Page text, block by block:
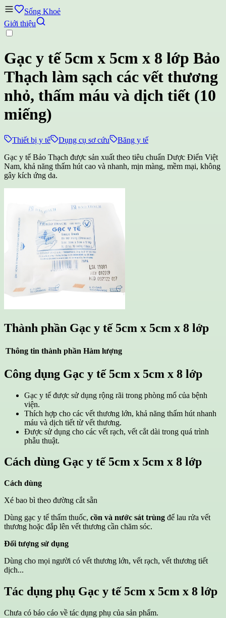
Sống Khoẻ
Giới thiệu
Gạc y tế 5cm x 5cm x 8 lớp Bảo
Thạch làm sạch các vết thương
nhỏ, thấm máu và dịch tiết (10
miếng)
Thiết bị y tế Dụng cụ sơ cứu
Băng y tế
Gạc y tế Bảo Thạch được sản xuất theo tiêu chuẩn Dược Điển Việt
Nam, khả năng thấm hút cao và nhanh, mịn màng, mềm mại, không
gây kích ứng da.
Thành phần Gạc y tế 5cm x 5cm x 8 lớp
Thông tin thành phần Hàm lượng
Công dụng Gạc y tế 5cm x 5cm x 8 lớp
Gạc y tế được sử dụng rộng rãi trong phòng mổ của bệnh
viện.
Thích hợp cho các vết thương lớn, khả năng thấm hút nhanh
máu và dịch tiết từ vết thương.
Được sử dụng cho các vết rạch, vết cắt dài trong quá trình
phẫu thuật.
Cách dùng Gạc y tế 5cm x 5cm x 8 lớp
Cách dùng
Xé bao bì theo đường cắt sẵn
Dùng gạc y tế thấm thuốc, cồn và nước sát trùng để lau rửa vết
thương hoặc đắp lên vết thương cần chăm sóc.
Đối tượng sử dụng
Dùng cho mọi người có vết thương lớn, vết rạch, vết thương tiết
dịch...
Tác dụng phụ Gạc y tế 5cm x 5cm x 8 lớp
Chưa có báo cáo về tác dụng phụ của sản phẩm.